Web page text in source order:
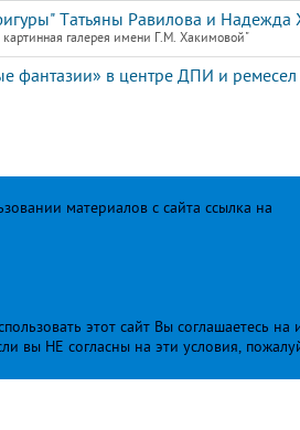
Татьяны Равилова и Надежда
галерея имени Г.М. Хакимовой"
фантазии» в центре ДПИ и
материалов с сайта ссылка на
этот сайт Вы соглашаетесь
вы НЕ согласны на эти условия,